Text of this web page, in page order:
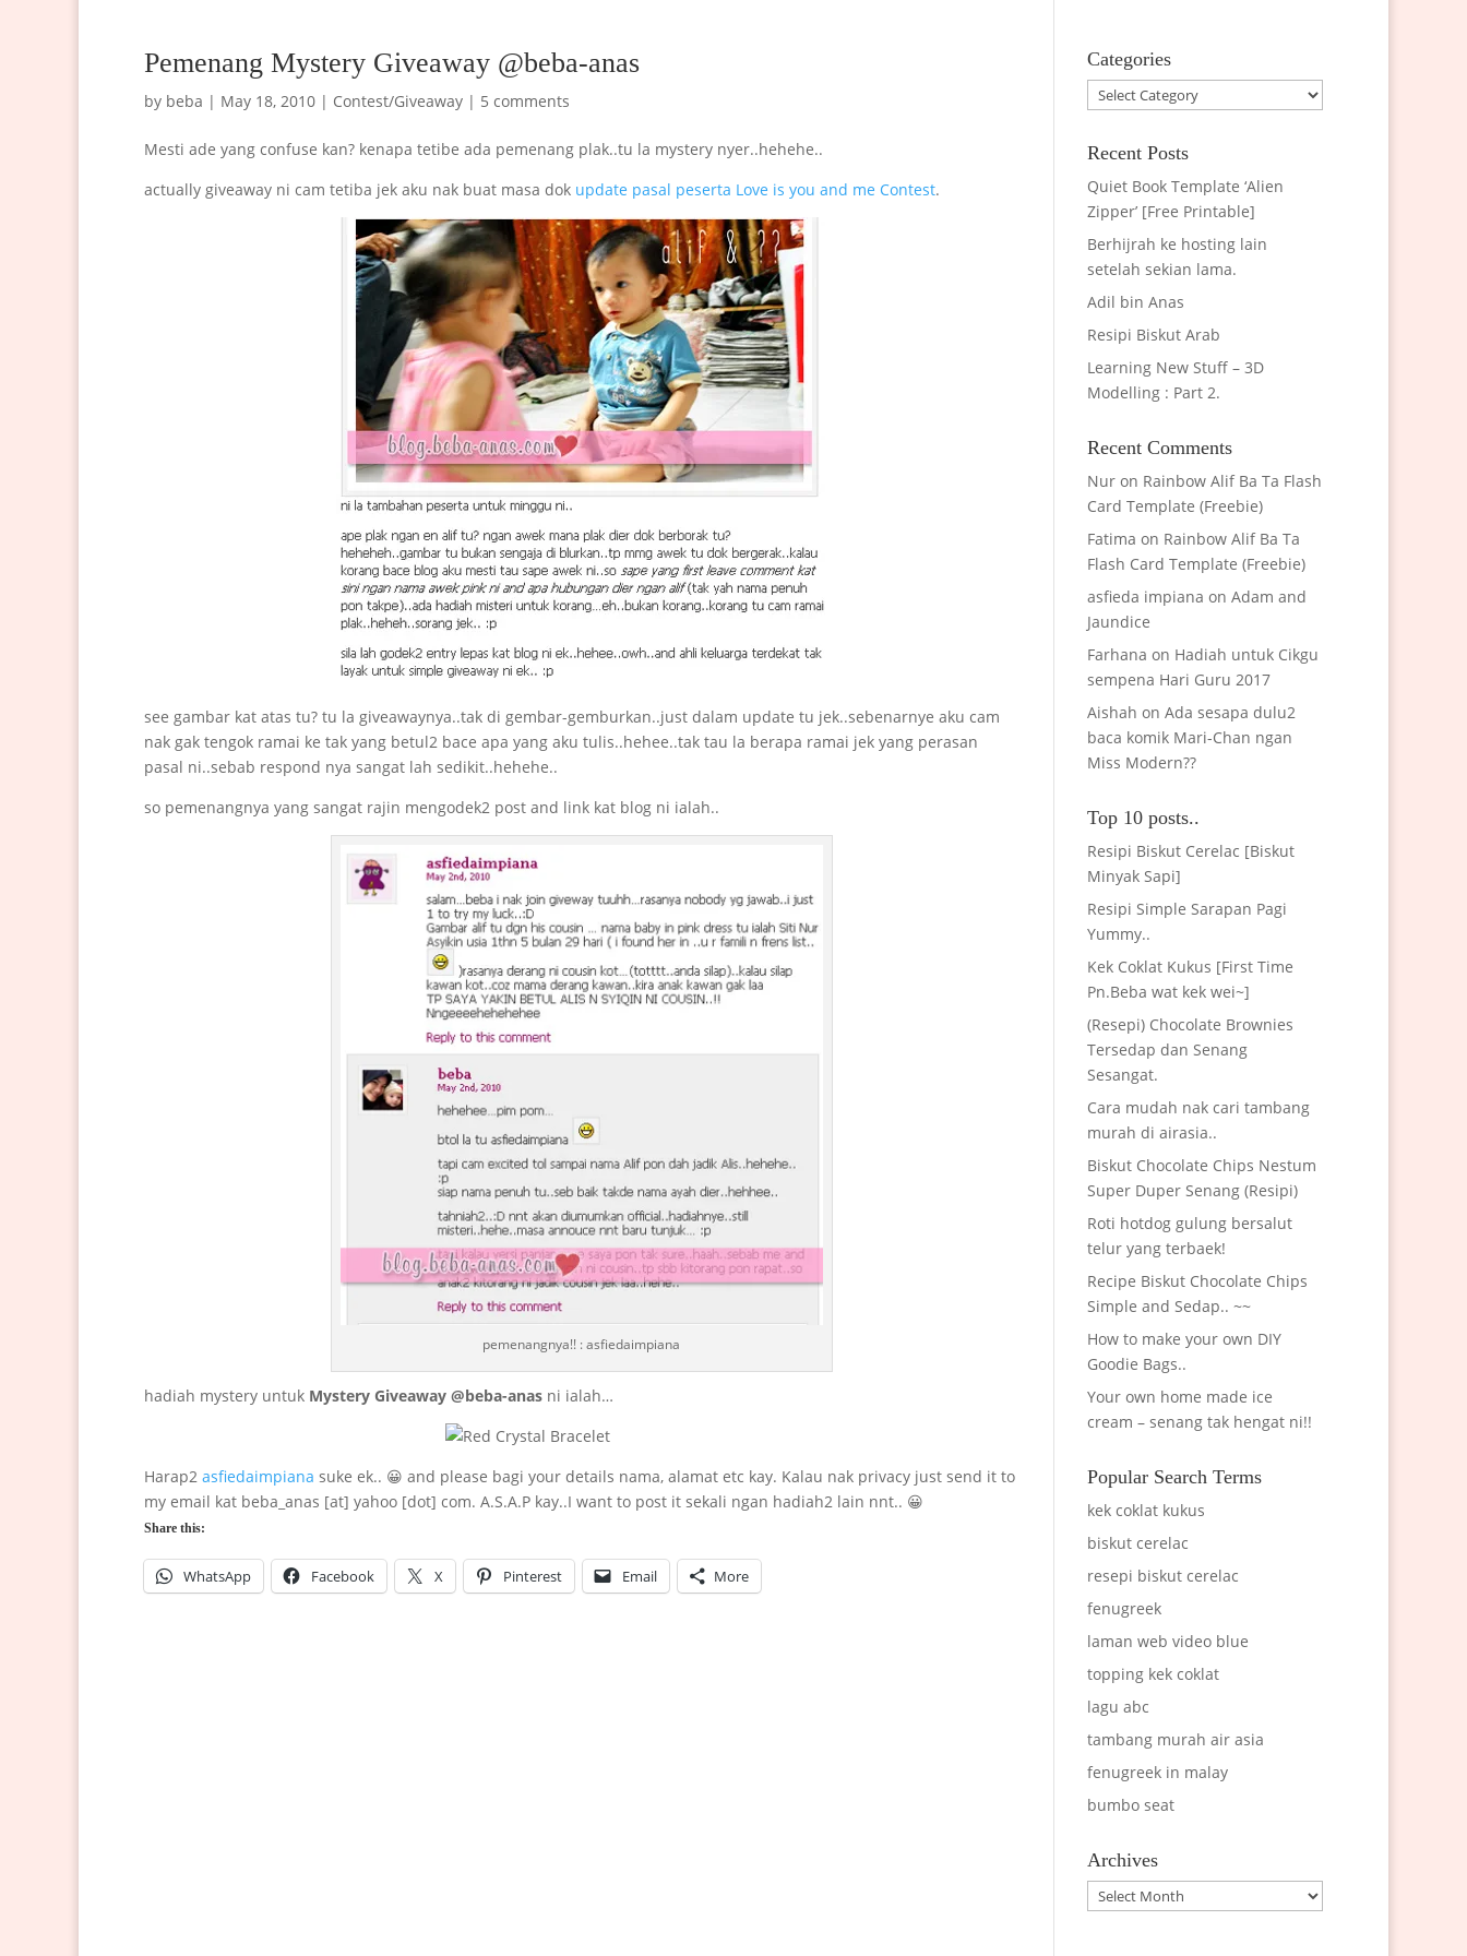
Pemenang Mystery Giveaway @beba-anas
by beba | May 18, 2010 | Contest/Giveaway | 5 comments
Mesti ade yang confuse kan? kenapa tetibe ada pemenang plak..tu la mystery nyer..hehehe..
actually giveaway ni cam tetiba jek aku nak buat masa dok update pasal peserta Love is you and me Contest.
see gambar kat atas tu? tu la giveawaynya..tak di gembar-gemburkan..just dalam update tu jek..sebenarnye aku cam
nak gak tengok ramai ke tak yang betul2 bace apa yang aku tulis..hehee..tak tau la berapa ramai jek yang perasan
pasal ni..sebab respond nya sangat lah sedikit..hehehe..
so pemenangnya yang sangat rajin mengodek2 post and link kat blog ni ialah..
pemenangnya!! : asfiedaimpiana
hadiah mystery untuk Mystery Giveaway @beba-anas ni ialah…
Harap2 asfiedaimpiana suke ek.. 😀 and please bagi your details nama, alamat etc kay. Kalau nak privacy just send it to
my email kat beba_anas [at] yahoo [dot] com. A.S.A.P kay..I want to post it sekali ngan hadiah2 lain nnt.. 😀
Share this:
WhatsApp Facebook X Pinterest Email More
Categories
Categories
Recent Posts
Quiet Book Template ‘Alien
Zipper’ [Free Printable]
Berhijrah ke hosting lain
setelah sekian lama.
Adil bin Anas
Resipi Biskut Arab
Learning New Stuff – 3D
Modelling : Part 2.
Recent Comments
Nur on Rainbow Alif Ba Ta Flash
Card Template (Freebie)
Fatima on Rainbow Alif Ba Ta
Flash Card Template (Freebie)
asfieda impiana onAdam and
Jaundice
Farhana on Hadiah untuk Cikgu
sempena Hari Guru 2017
Aishah onAda sesapa dulu2
baca komik Mari-Chan ngan
Miss Modern??
Top 10 posts..
Resipi Biskut Cerelac [Biskut
Minyak Sapi]
Resipi Simple Sarapan Pagi
Yummy..
Kek Coklat Kukus [First Time
Pn.Beba wat kek wei~]
(Resepi) Chocolate Brownies
Tersedap dan Senang
Sesangat.
Cara mudah nak cari tambang
murah di airasia..
Biskut Chocolate Chips Nestum
Super Duper Senang (Resipi)
Roti hotdog gulung bersalut
telur yang terbaek!
Recipe Biskut Chocolate Chips
Simple and Sedap.. ~~
How to make your own DIY
Goodie Bags..
Your own home made ice
cream – senang tak hengat ni!!
Popular Search Terms
kek coklat kukus
biskut cerelac
resepi biskut cerelac
fenugreek
laman web video blue
topping kek coklat
lagu abc
tambang murah air asia
fenugreek in malay
bumbo seat
Archives
Archives